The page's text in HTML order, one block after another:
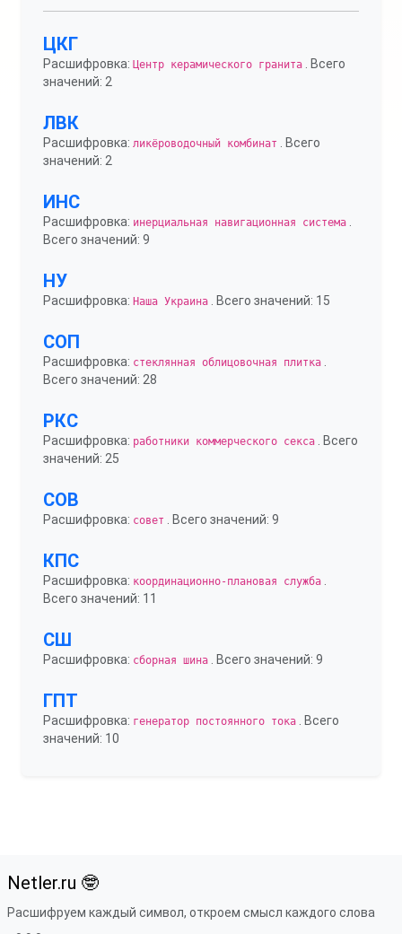
ЦКГ
Расшифровка: Центр керамического гранита . Всего
значений: 2
ЛВК
Расшифровка: ликёроводочный комбинат
. Всего
значений: 2
ИНС
Расшифровка: инерциальная навигационная система
Всего значений: 9
НУ
Расшифровка: Наша Украина . Всего значений: 15
СОП
Расшифровка: стеклянная облицовочная плитка
Всего значений: 28
РКС
Расшифровка: работники коммерческого секса . Всего
значений: 25
СОВ
Расшифровка: совет . Всего значений: 9
КПС
Расшифровка: координационно-плановая служба
Всего значений: 11
СШ
Расшифровка: сборная шина . Всего значений: 9
ГПТ
Расшифровка: генератор постоянного тока . Всего
значений: 10
Netler.ru 🤓
Расшифруем каждый символ, откроем смысл каждого слова